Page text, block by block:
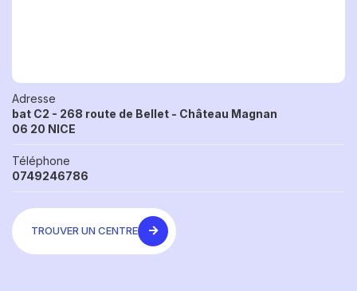
Adresse
bat C2 - 268 route de Bellet - Château Magnan
06 20 NICE
Téléphone
0749246786
TROUVER UN CENTRE